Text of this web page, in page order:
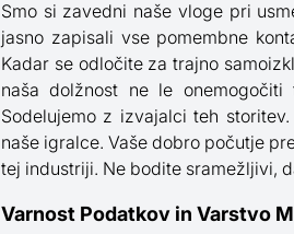
Smo si zavedni naše vloge pri
jasno zapisali vse pomembne
Kadar se odločite za trajno
naša dolžnost ne le
Sodelujemo z izvajalci teh
naše igralce. Vaše dobro počutje
tej industriji. Ne bodite sramežljivi,
Varnost Podatkov in Varstvo